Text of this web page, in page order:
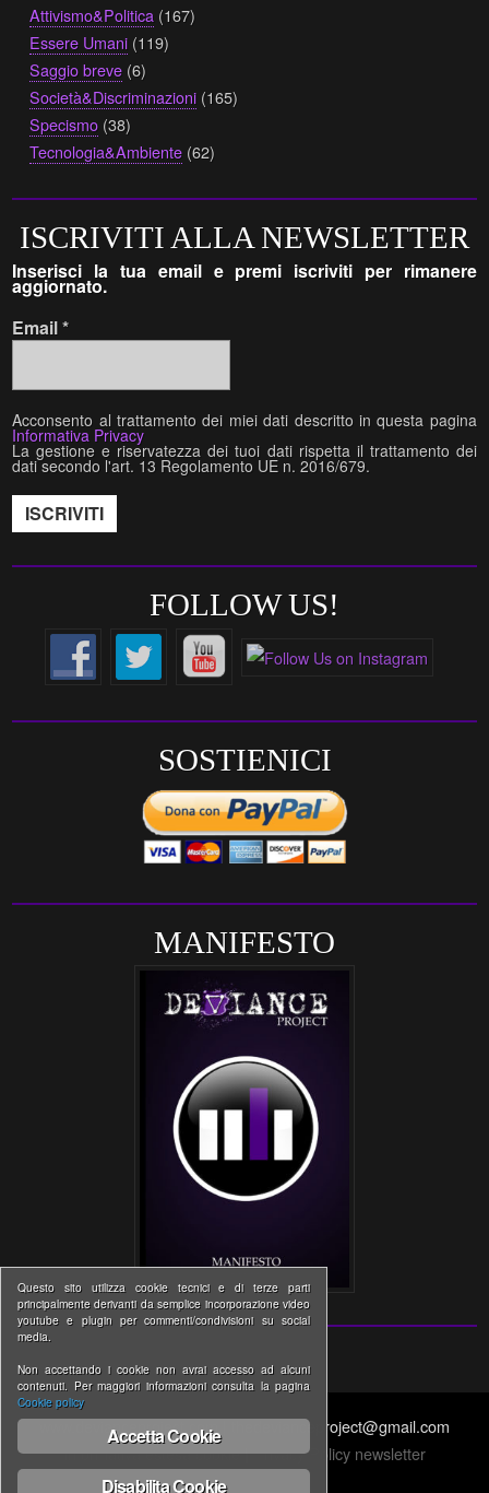
Attivismo&Politica (167)
Essere Umani (119)
Saggio breve (6)
Società&Discriminazioni (165)
Specismo (38)
Tecnologia&Ambiente (62)
ISCRIVITI ALLA NEWSLETTER
Inserisci la tua email e premi iscriviti per rimanere
aggiornato.
Email*
Acconsento al trattamento dei miei dati descritto in questa pagina
Informativa Privacy
La gestione e riservatezza dei tuoi dati rispetta il trattamento dei
dati secondo l'art. 13 Regolamento UE n. 2016/679.
FOLLOW US!
SOSTIENICI
MANIFESTO
www.devianceproject.com | thedevianceproject@gmail.com
Informativa estesa cookie|Privacy Policy newsletter
Questo sito utilizza cookie tecnici e di terze parti
principalmente derivanti da semplice incorporazione video
youtube e plugin per commenti/condivisioni su social
media.
Non accettando i cookie non avrai accesso ad alcuni
contenuti. Per maggiori informazioni consulta la pagina
Cookie policy
Accetta Cookie
Disabilita Cookie